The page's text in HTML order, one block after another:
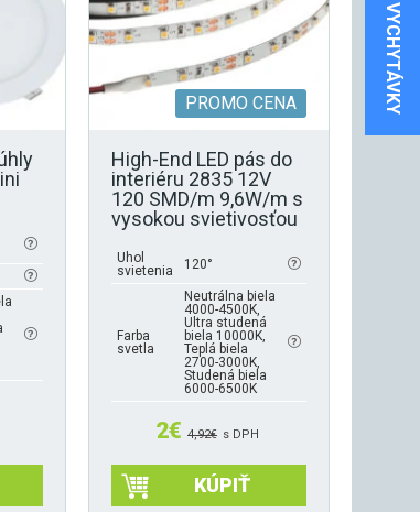
VYCHYTÁVKY
High-End LED pás do
interiéru 2835 12V
120 SMD/m 9,6W/m s
vysokou svietivosťou
PROMO CENA
Uhol
svietenia
120°
Farba
svetla
Neutrálna biela
4000-4500K,
Ultra studená
biela 10000K,
Teplá biela
2700-3000K,
Studená biela
6000-6500K
2€ 4,92€ s DPH
KÚPIŤ